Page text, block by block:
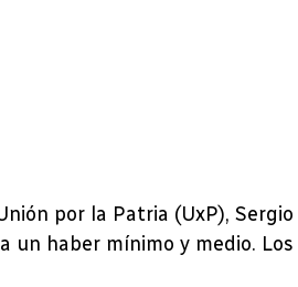
por la Patria (UxP),
un haber mínimo y medio.